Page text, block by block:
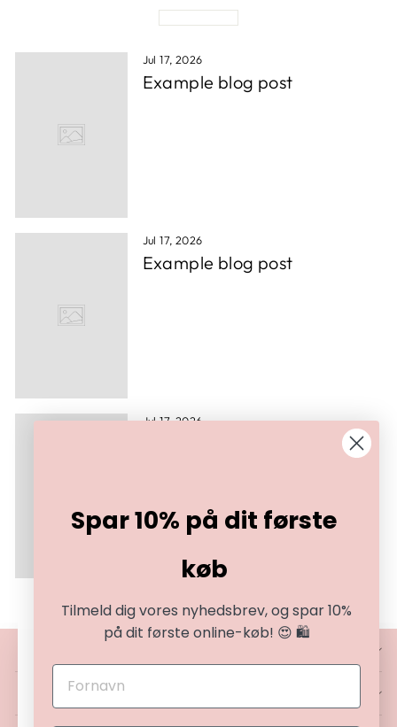
☀️ SOMMERUDSALG ☀️
STORT SOMMERUDSALG I GANG!
Jul 17, 2026
Example blog post
Jul 17, 2026
Example blog post
Jul 17, 2026
SERVICE OG HJÆLP
Spar 10% på dit første
køb
Tilmeld dig vores nyhedsbrev, og spar 10%
på dit første online-køb! 😍 🛍️